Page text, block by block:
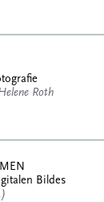
Roth
Bildes